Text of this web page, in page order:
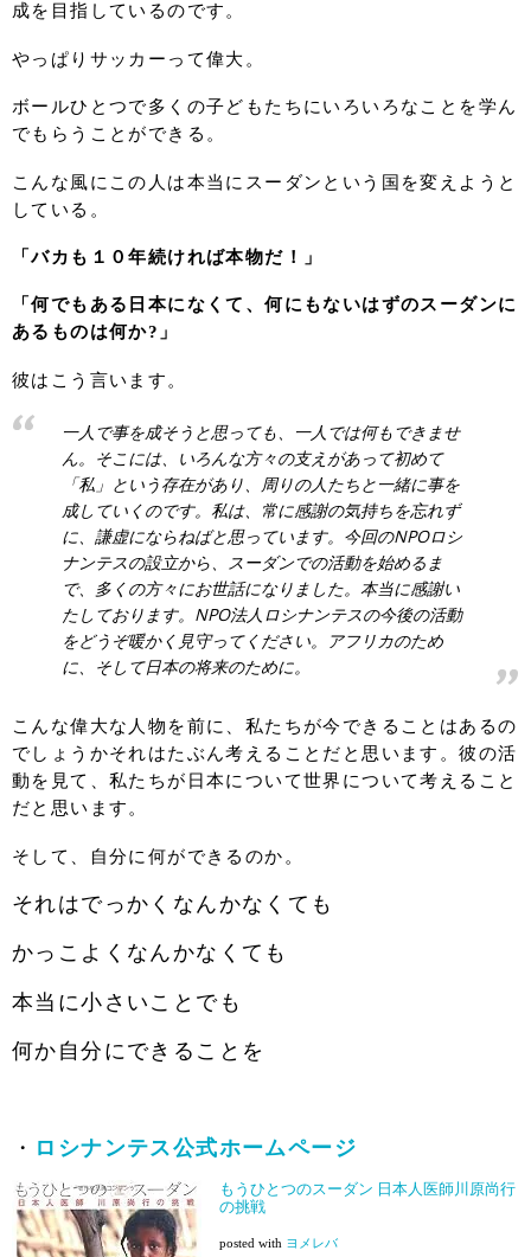
成を目指しているのです。
やっぱりサッカーって偉大。
ボールひとつで多くの子どもたちにいろいろなことを学ん
でもらうことができる。
こんな風にこの人は本当にスーダンという国を変えようと
している。
「バカも１０年続ければ本物だ！」
「何でもある日本になくて、何にもないはずのスーダンに
あるものは何か?」
彼はこう言います。
一人で事を成そうと思っても、一人では何もできませ
ん。そこには、いろんな方々の支えがあって初めて
「私」という存在があり、周りの人たちと一緒に事を
成していくのです。私は、常に感謝の気持ちを忘れず
に、謙虚にならねばと思っています。今回のNPOロシ
ナンテスの設立から、スーダンでの活動を始めるま
で、多くの方々にお世話になりました。本当に感謝い
たしております。NPO法人ロシナンテスの今後の活動
をどうぞ暖かく見守ってください。アフリカのため
に、そして日本の将来のために。
こんな偉大な人物を前に、私たちが今できることはあるの
でしょうかそれはたぶん考えることだと思います。彼の活
動を見て、私たちが日本について世界について考えること
だと思います。
そして、自分に何ができるのか。
それはでっかくなんかなくても
かっこよくなんかなくても
本当に小さいことでも
何か自分にできることを
・ ロシナンテス公式ホームページ
もうひとつのスーダン 日本人医師川原尚行
の挑戦
posted with ヨメレバ